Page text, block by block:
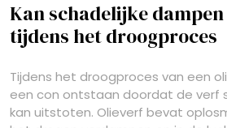
Kan schadelijke
tijdens het droogproces
Tijdens het droogproces van een
een con ontstaan doordat de verf
kan uitstoten. Olieverf bevat